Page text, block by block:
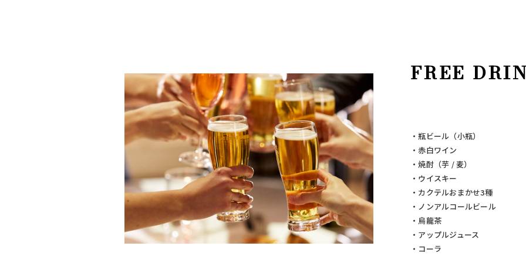
FREE
・瓶ビール（小瓶）
・赤白ワイン
・焼酎（芋 / 麦）
・ウイスキー
・カクテルおまかせ3種
・ノンアルコールビール
・烏龍茶
・アップルジュース
・コーラ